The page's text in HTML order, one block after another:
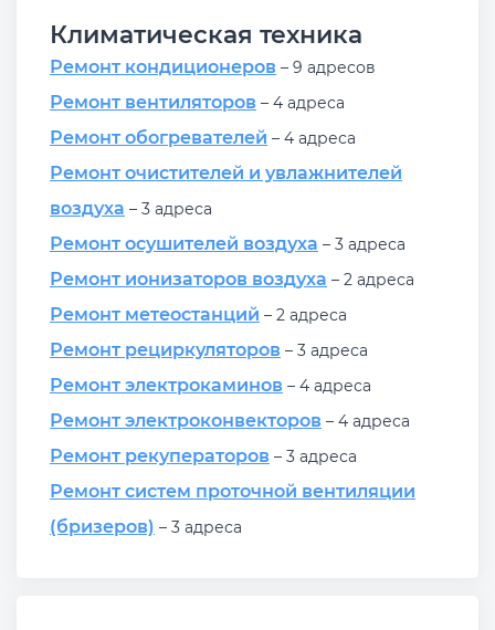
Климатическая техника
Ремонт кондиционеров – 9 адресов
Ремонт вентиляторов – 4 адреса
Ремонт обогревателей – 4 адреса
Ремонт очистителей и увлажнителей
воздуха – 3 адреса
Ремонт осушителей воздуха – 3 адреса
Ремонт ионизаторов воздуха – 2 адреса
Ремонт метеостанций – 2 адреса
Ремонт рециркуляторов – 3 адреса
Ремонт электрокаминов – 4 адреса
Ремонт электроконвекторов – 4 адреса
Ремонт рекуператоров – 3 адреса
Ремонт систем проточной вентиляции
(бризеров) – 3 адреса